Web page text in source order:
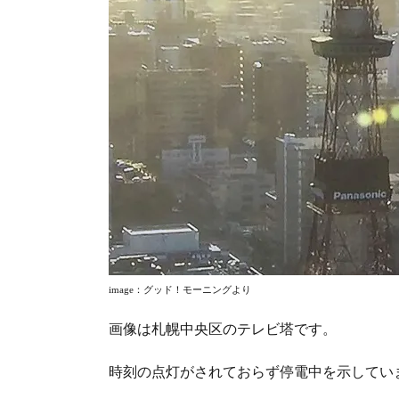
image ：グッド！モーニングより
画像は札幌中央区のテレビ塔です。
時刻の点灯がされておらず停電中を示してい